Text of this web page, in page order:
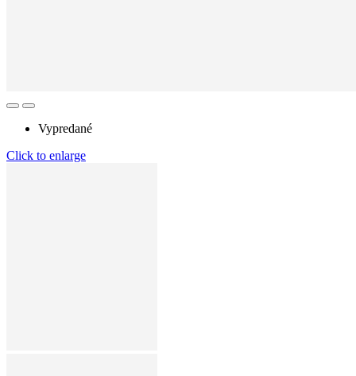
Vypredané
Click to enlarge